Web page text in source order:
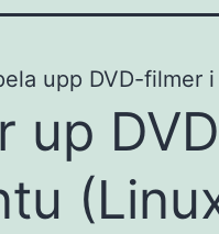
upp DVD-filmer
up DVD